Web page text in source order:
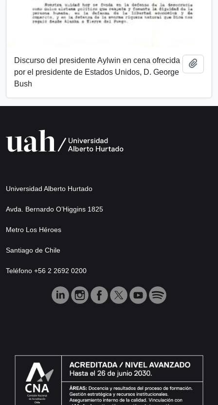
Discurso del presidente Aylwin en cena ofrecida
por el presidente de Estados Unidos, D. George
Bush
Universidad Alberto Hurtado
Avda. Bernardo O’Higgins 1825
Metro Los Héroes
Santiago de Chile
Teléfono +56 2 2692 0200